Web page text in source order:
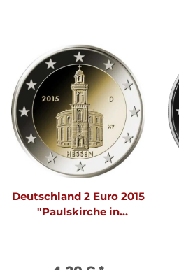
Deutschland 2 Euro 2015
"Paulskirche in